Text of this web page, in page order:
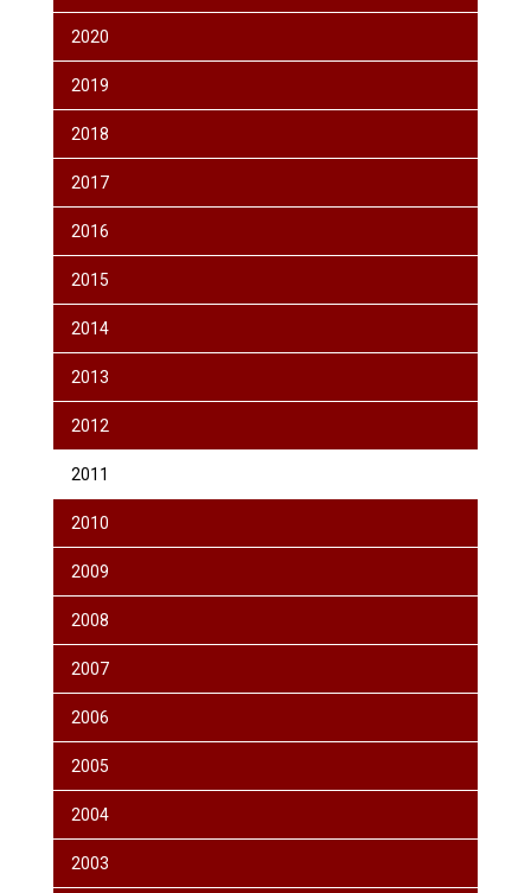
2020
2019
2018
2017
2016
2015
2014
2013
2012
2011
2010
2009
2008
2007
2006
2005
2004
2003